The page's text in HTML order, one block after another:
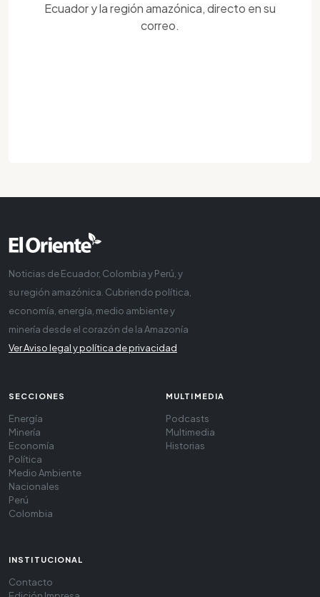
Ecuador y la región amazónica, directo en su
correo.
Noticias de Ecuador, Colombia y Perú, y
su región amazónica. Cubriendo política,
economía, energía, medio ambiente y
minería desde el corazón de la Amazonía
Ver Aviso legal y política de privacidad
SECCIONES
Energía
Minería
Economía
Política
Medio Ambiente
Nacionales
Perú
Colombia
MULTIMEDIA
Podcasts
Multimedia
Historias
INSTITUCIONAL
Contacto